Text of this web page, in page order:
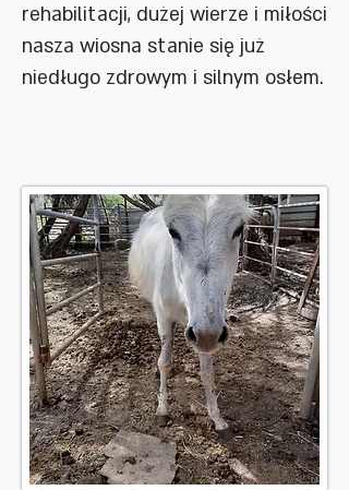
rehabilitacji, dużej wierze i miłości
nasza wiosna stanie się już
niedługo zdrowym i silnym osłem.